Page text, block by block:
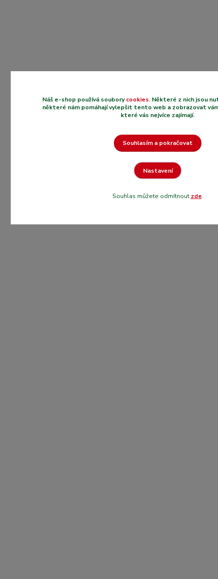
Náš e-shop používá souborycookies. Některé z nich jsou
některé nám pomáhají vylepšit tento web a zobrazovat
které vás nejvíce zajímají.
Nastavení
Souhlasím a pokračovat
Souhlas můžete odmítnout zde.